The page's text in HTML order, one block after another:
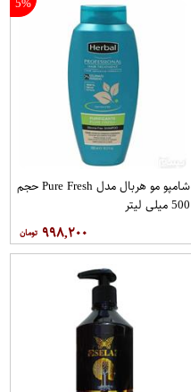
شامپو مو هربال مدل Pure Fresh حجم
500 میلی لیتر
۹۹۸,۲۰۰